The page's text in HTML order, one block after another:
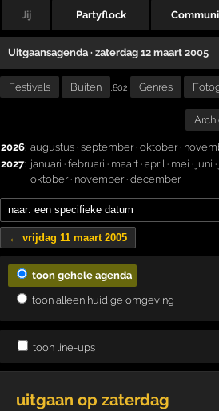
Jij Partyflock
Uitgaansagenda · zaterdag 12 maart 2005
Festivals Buiten ,802 Genres
2026: augustus · september· oktober·
2027: januari · februari · maart · april· mei · juni ·
oktober· november· december
← vrijdag 11 maart 2005
toon gehele agenda
toon alleen huidige omgeving
toon line-ups
uitgaan op zaterdag